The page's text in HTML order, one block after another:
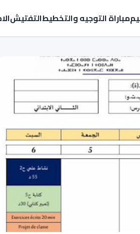
مباراة التوجيه والتخطيطالتفتيش